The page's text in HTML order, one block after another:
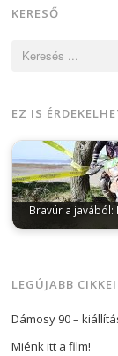
KERESŐ
EZ IS
Bravúr a javából:
LEGÚJABB
Dámosy 90 –
Miénk itt a film!